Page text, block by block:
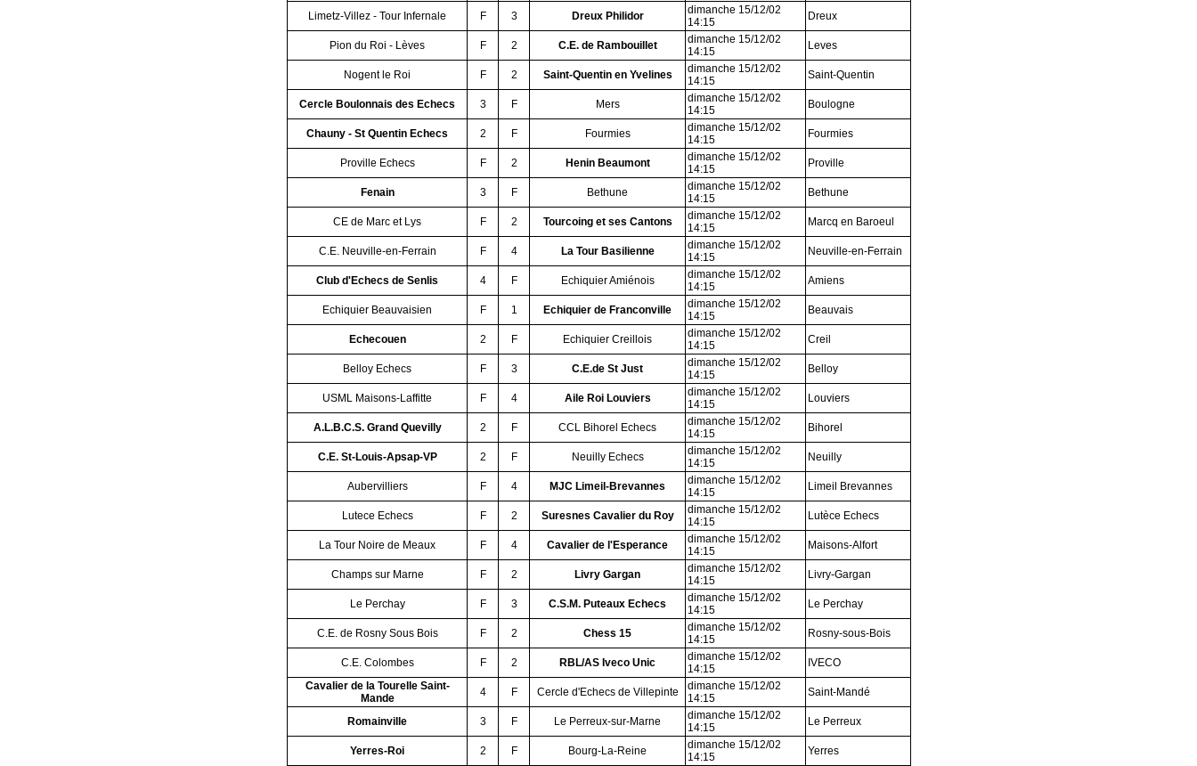
Limetz-Villez - Tour Infernale F 3 Dreux Philidor
dimanche 15/12/02
14:15
Dreux
Pion du Roi - Lèves F 2 C.E. de Rambouillet
dimanche 15/12/02
14:15
Leves
Nogent le Roi F 2 Saint-Quentin en Yvelines
dimanche 15/12/02
14:15
Saint-Quentin
Cercle Boulonnais des Echecs 3 F Mers
dimanche 15/12/02
14:15
Boulogne
Chauny - St Quentin Echecs 2 F Fourmies
dimanche 15/12/02
14:15
Fourmies
Proville Echecs F 2 Henin Beaumont
dimanche 15/12/02
14:15
Proville
Fenain 3 F Bethune
dimanche 15/12/02
14:15
Bethune
CE de Marc et Lys F 2 Tourcoing et ses Cantons
dimanche 15/12/02
14:15
Marcq en Baroeul
C.E. Neuville-en-Ferrain F 4 La Tour Basilienne
dimanche 15/12/02
14:15
Neuville-en-Ferrain
Club d'Echecs de Senlis 4 F Echiquier Amiénois
dimanche 15/12/02
14:15
Amiens
Echiquier Beauvaisien F 1 Echiquier de Franconville
dimanche 15/12/02
14:15
Beauvais
Echecouen 2 F Echiquier Creillois
dimanche 15/12/02
14:15
Creil
Belloy Echecs F 3 C.E.de St Just
dimanche 15/12/02
14:15
Belloy
USML Maisons-Laffitte F 4 Aile Roi Louviers
dimanche 15/12/02
14:15
Louviers
A.L.B.C.S. Grand Quevilly 2 F CCL Bihorel Echecs
dimanche 15/12/02
14:15
Bihorel
C.E. St-Louis-Apsap-VP 2 F Neuilly Echecs
dimanche 15/12/02
14:15
Neuilly
Aubervilliers F 4 MJC Limeil-Brevannes
dimanche 15/12/02
14:15
Limeil Brevannes
Lutece Echecs F 2 Suresnes Cavalier du Roy
dimanche 15/12/02
14:15
Lutèce Echecs
La Tour Noire de Meaux F 4 Cavalier de l'Esperance
dimanche 15/12/02
14:15
Maisons-Alfort
Champs sur Marne F 2 Livry Gargan
dimanche 15/12/02
14:15
Livry-Gargan
Le Perchay F 3 C.S.M. Puteaux Echecs
dimanche 15/12/02
14:15
Le Perchay
C.E. de Rosny Sous Bois F 2 Chess 15
dimanche 15/12/02
14:15
Rosny-sous-Bois
C.E. Colombes F 2 RBL/AS Iveco Unic
dimanche 15/12/02
14:15
IVECO
Cavalier de la Tourelle Saint-
Mande
4 F Cercle d'Echecs de Villepinte
dimanche 15/12/02
14:15
Saint-Mandé
Romainville 3 F Le Perreux-sur-Marne
dimanche 15/12/02
14:15
Le Perreux
Yerres-Roi 2 F Bourg-La-Reine
dimanche 15/12/02
14:15
Yerres